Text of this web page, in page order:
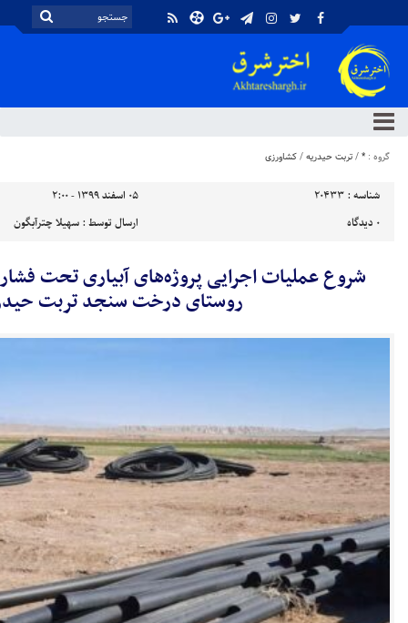
گروه : *
/تربت حیدریه/کشاورزی
شناسه : 20433
۰۵ اسفند ۱۳۹۹ - ۲:۰۰
۰ دیدگاه ارسال توسط : سهیلا چترآبگون
روستای درخت سنجد تربت